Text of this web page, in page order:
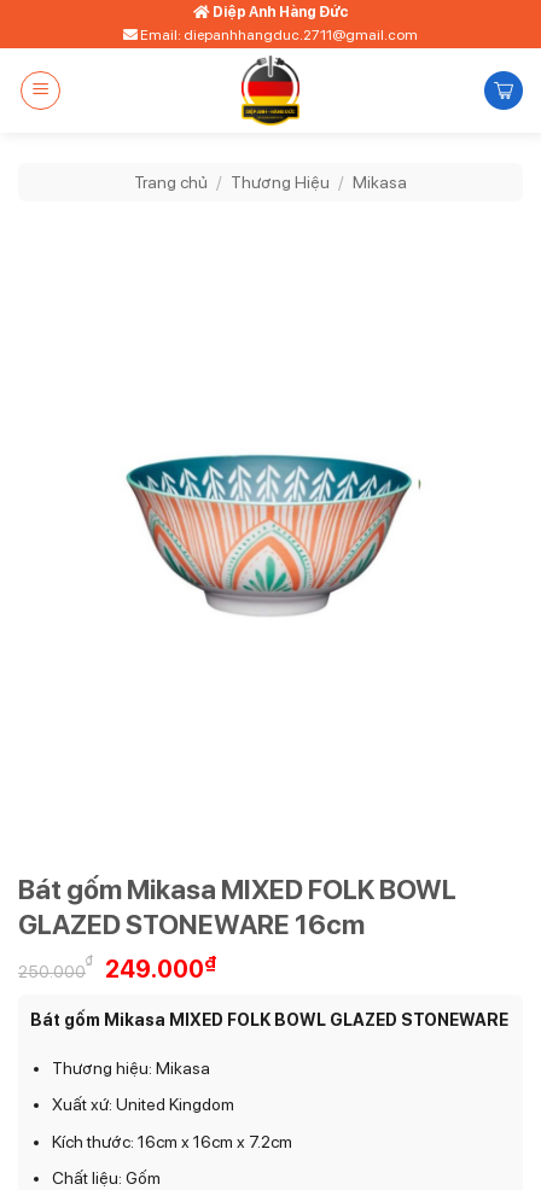
qua
dung
Diệp Anh Hàng Đức
Email: diepanhhangduc.2711@gmail.com
Trang chủ / Thương Hiệu / Mikasa
Bát gốm Mikasa MIXED FOLK BOWL
GLAZED STONEWARE 16cm
250.000
₫
Giá
là:
249.000₫
tại
Bát gốm Mikasa MIXED FOLK BOWL GLAZED STONEWARE
Thương hiệu: Mikasa
Xuất xứ: United Kingdom
Kích thước: 16cm x 16cm x 7.2cm
Chất liệu: Gốm